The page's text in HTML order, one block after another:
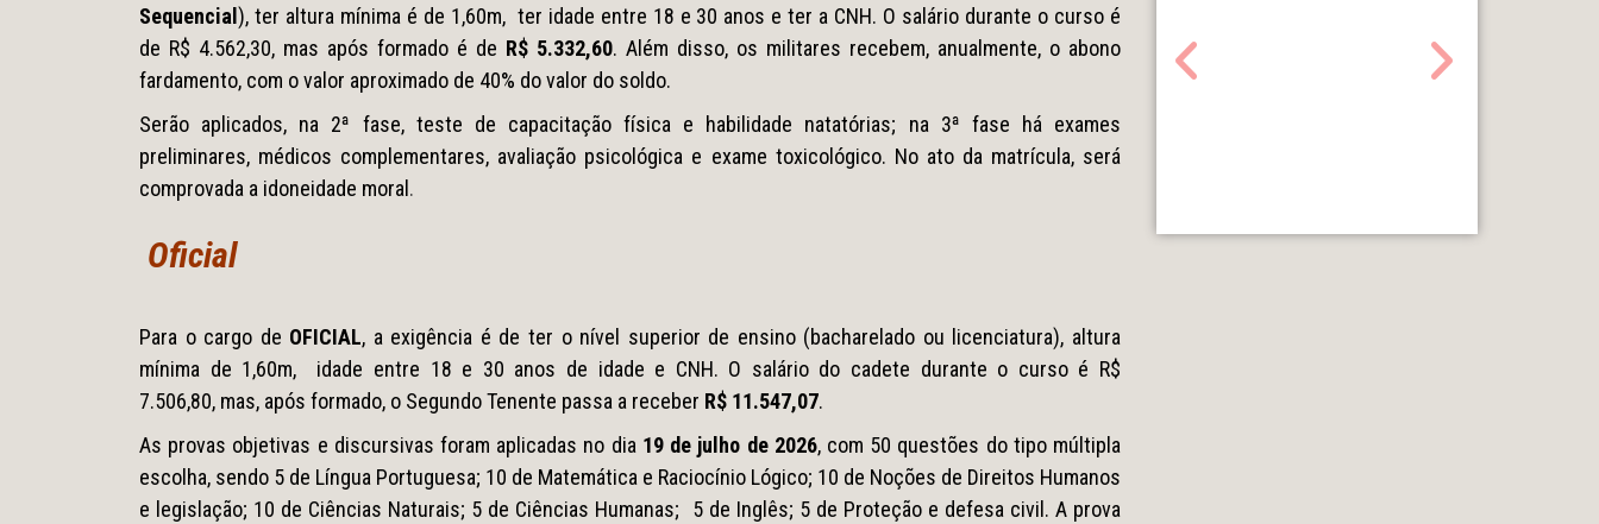
Sequencial ), ter altura mínima é de 1,60m, ter idade entre 18 e 30 anos e ter a CNH. O salário durante o curso é
de R$ 4.562,30, mas após formado é de R$ 5.332,60. Além disso, os militares recebem, anualmente, o abono
fardamento, com o valor aproximado de 40% do valor do soldo.
Serão aplicados, na 2ª fase, teste de capacitação física e habilidade natatórias; na 3ª fase há exames
preliminares, médicos complementares, avaliação psicológica e exame toxicológico. No ato da matrícula, será
comprovada a idoneidade moral .
Oficial
Para o cargo de OFICIAL, a exigência é de ter o nível superior de ensino (bacharelado ou licenciatura), altura
mínima de 1,60m, idade entre 18 e 30 anos de idade e CNH. O salário do cadete durante o curso é R$
7.506,80, mas, após formado, o Segundo Tenente passa a receber R$ 11.547,07.
As provas objetivas e discursivas foram aplicadas no dia 19 de julho de 2026, com 50 questões do tipo múltipla
escolha, sendo 5 de Língua Portuguesa; 10 de Matemática e Raciocínio Lógico; 10 de Noções de Direitos Humanos
e legislação; 10 de Ciências Naturais; 5 de Ciências Humanas; 5 de Inglês; 5 de Proteção e defesa civil. A prova